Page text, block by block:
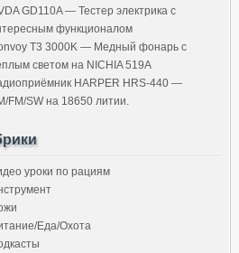
GD110A — Тестер электрика с
функционалом
T3 3000K — Медный фонарь с
светом на NICHIA 519A
HARPER HRS-440 —
FM/SW на 18650 литии.
уроки по рациям
Еда/Охота